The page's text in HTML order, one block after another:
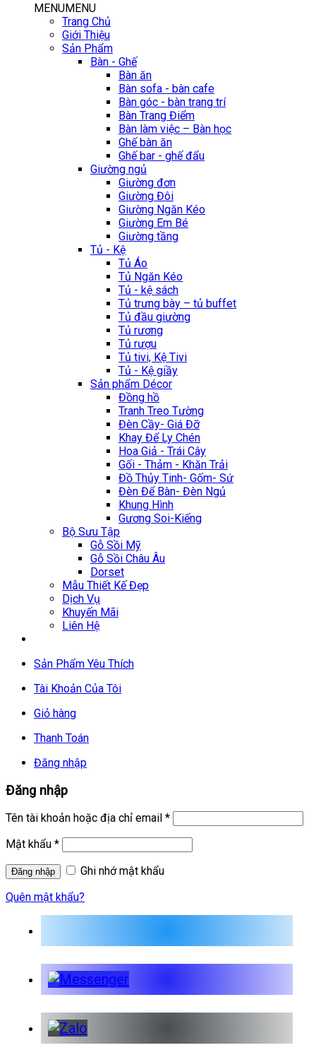
MENUMENU
Trang Chủ
Giới Thiệu
Sản Phẩm
Bàn - Ghế
Bàn ăn
Bàn sofa - bàn cafe
Bàn góc - bàn trang trí
Bàn Trang Điểm
Bàn làm việc – Bàn học
Ghế bàn ăn
Ghế bar - ghế đẩu
Giường ngủ
Giường đơn
Giường Đôi
Giường Ngăn Kéo
Giường Em Bé
Giường tầng
Tủ - Kệ
Tủ Áo
Tủ Ngăn Kéo
Tủ - kệ sách
Tủ trưng bày – tủ buffet
Tủ đầu giường
Tủ rương
Tủ rượu
Tủ tivi, Kệ Tivi
Tủ - Kệ giầy
Sản phẩm Décor
Đồng hồ
Tranh Treo Tường
Đèn Cầy- Giá Đỡ
Khay Để Ly Chén
Hoa Giả - Trái Cây
Gối - Thảm - Khăn Trải
Đồ Thủy Tinh- Gốm- Sứ
Đèn Để Bàn- Đèn Ngủ
Khung Hình
Gương Soi-Kiếng
Bộ Sưu Tập
Gỗ Sồi Mỹ
Gỗ Sồi Châu Âu
Dorset
Mẫu Thiết Kế Đẹp
Dịch Vụ
Khuyến Mãi
Liên Hệ
Sản Phẩm Yêu Thích
Tài Khoản Của Tôi
Giỏ hàng
Thanh Toán
Đăng nhập
Đăng nhập
Tên tài khoản hoặc địa chỉ email *
Mật khẩu *
Ghi nhớ mật khẩu
Quên mật khẩu?